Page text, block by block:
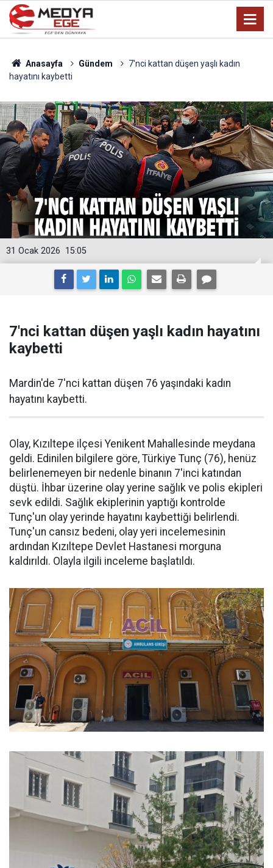
Anasayfa Gündem
7'nci kattan düşen yaşlı kadın
hayatını kaybetti
15:05
31 Ocak 2026
7'nci kattan düşen yaşlı kadın hayatını
kaybetti
Mardin'de 7'nci kattan düşen 76 yaşındaki kadın
hayatını kaybetti.
Olay, Kızıltepe ilçesi Yenikent Mahallesinde meydana
geldi. Edinilen bilgilere göre, Türkiye Tunç (76), henüz
belirlenemeyen bir nedenle binanın 7'inci katından
düştü. İhbar üzerine olay yerine sağlık ve polis ekipleri
sevk edildi. Sağlık ekiplerinin yaptığı kontrolde
Tunç'un olay yerinde hayatını kaybettiği belirlendi.
Tunç'un cansız bedeni, olay yeri incelemesinin
ardından Kızıltepe Devlet Hastanesi morguna
kaldırıldı. Olayla ilgili inceleme başlatıldı.